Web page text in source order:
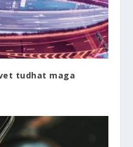
tudhat maga